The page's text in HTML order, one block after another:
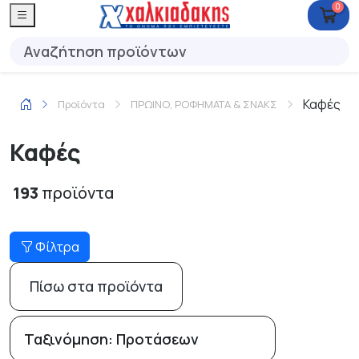
0
Προϊόντα ΠΡΩΙΝΟ, ΡΟΦΗΜΑΤΑ & ΣΝΑΚΣ Καφές
Καφές
193 προϊόντα
Φίλτρα
Πίσω στα προϊόντα